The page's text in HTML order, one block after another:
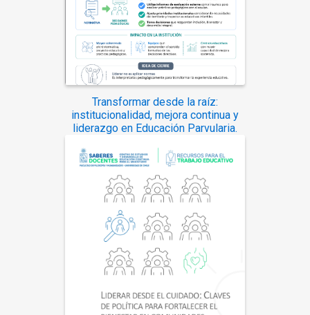
Transformar desde la raíz:
institucionalidad, mejora continua y
liderazgo en Educación Parvularia.